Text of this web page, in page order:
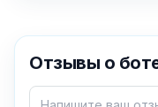
Как добавить
Отзывы о